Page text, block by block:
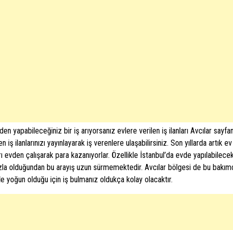
yapabileceğiniz bir iş arıyorsanız evlere verilen iş ilanları Avcılar
iş ilanlarınızı yayınlayarak iş verenlere ulaşabilirsiniz. Son yıllarda artık ev
evden çalışarak para kazanıyorlar. Özellikle İstanbul’da evde
olduğundan bu arayış uzun sürmemektedir. Avcılar bölgesi de bu
yoğun olduğu için iş bulmanız oldukça kolay olacaktır.